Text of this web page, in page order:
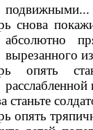
подвижными...
снова
абсолютно
вырезанного
опять
станьте
опять